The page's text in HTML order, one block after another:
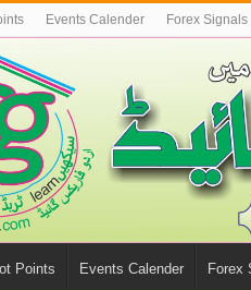
Events Calender Forex Signals
Points Events Calender Forex